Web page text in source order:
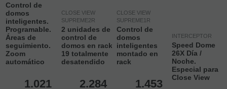
Control de
domos
inteligentes.
Programable.
Áreas de
seguimiento.
Zoom
automático
1.021
CLOSE VIEW
SUPREME2R
2 unidades de
control de
domos en rack
19 totalmente
desatendido
2.284
CLOSE VIEW
SUPREME1R
Control de
domos
inteligentes
montado en
rack
1.453
INTERCEPTOR
Speed Dome
26X Día /
Noche.
Especial para
Close View